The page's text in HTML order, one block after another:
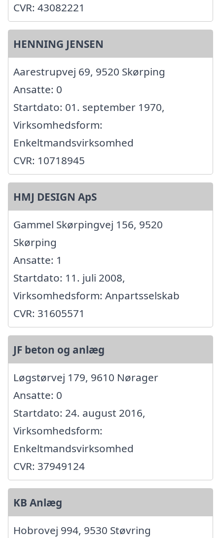
CVR: 43082221
HENNING JENSEN
Aarestrupvej 69, 9520 Skørping
Ansatte: 0
Startdato: 01. september 1970,
Virksomhedsform:
Enkeltmandsvirksomhed
CVR: 10718945
HMJ DESIGN ApS
Gammel Skørpingvej 156, 9520
Skørping
Ansatte: 1
Startdato: 11. juli 2008,
Virksomhedsform: Anpartsselskab
CVR: 31605571
JF beton og anlæg
Løgstørvej 179, 9610 Nørager
Ansatte: 0
Startdato: 24. august 2016,
Virksomhedsform:
Enkeltmandsvirksomhed
CVR: 37949124
KB Anlæg
Hobrovej 994, 9530 Støvring